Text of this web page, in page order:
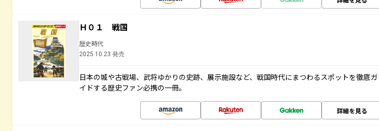
Ｈ０１ 戦国
歴史時代
2025.10.23 発売
日本の城や古戦場、武将ゆかりの史跡、展示施設など、戦国時代にまつわるスポットを徹底ガ
イドする歴史ファン必携の一冊。
詳細を見る